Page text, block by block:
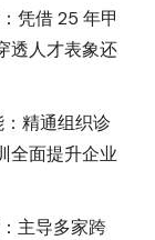
凭借 25 年甲
透人才表象还
精通组织诊
全面提升企业
主导多家跨